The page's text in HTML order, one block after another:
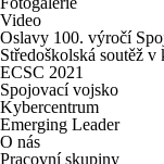
Video
Oslavy 100. výročí
Středoškolská soutěž
ECSC 2021
Spojovací vojsko
Kybercentrum
Emerging Leader
O nás
Pracovní skupiny